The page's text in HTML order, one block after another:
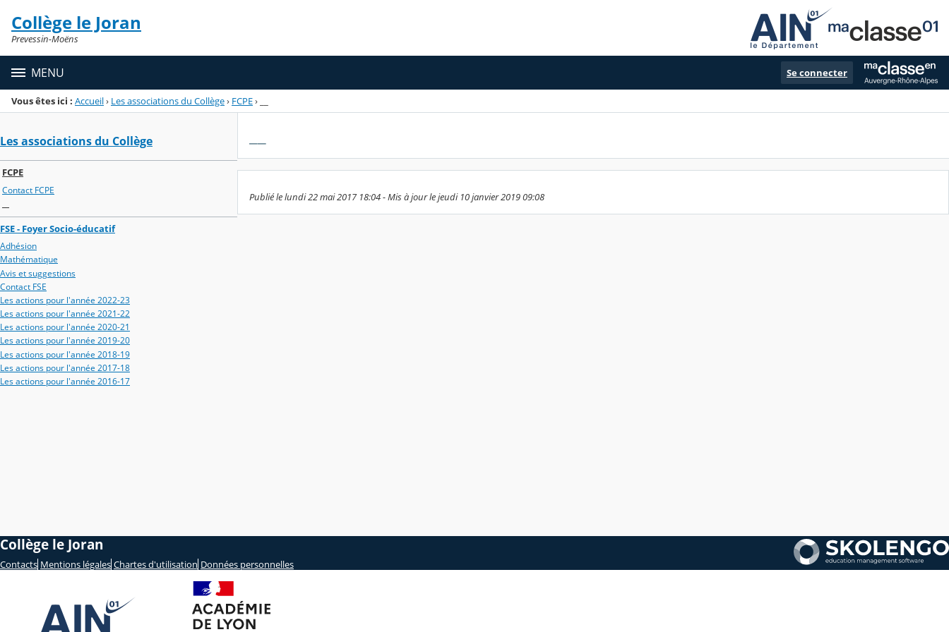
Menu de la rubrique
Contenu
Collège le Joran
Prevessin-Moëns
MENU Se connecter
Vous êtes ici : Accueil› Les associations du Collège› FCPE›
Les associations du Collège
FCPE
Contact FCPE
FSE - Foyer Socio-éducatif
Adhésion
Mathématique
Avis et suggestions
Contact FSE
Les actions pour l'année 2022-23
Les actions pour l'année 2021-22
Les actions pour l'année 2020-21
Les actions pour l'année 2019-20
Les actions pour l'année 2018-19
Les actions pour l'année 2017-18
Les actions pour l'année 2016-17
Publié le lundi 22 mai 2017 18:04 - Mis à jour le jeudi 10 janvier 2019 09:08
Collège le Joran
Contacts Mentions légales Chartes d'utilisation Données personnelles